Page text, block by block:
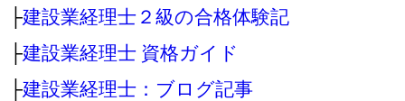
├建設業経理士２級の合格体験記
├建設業経理士 資格ガイド
├建設業経理士：ブログ記事